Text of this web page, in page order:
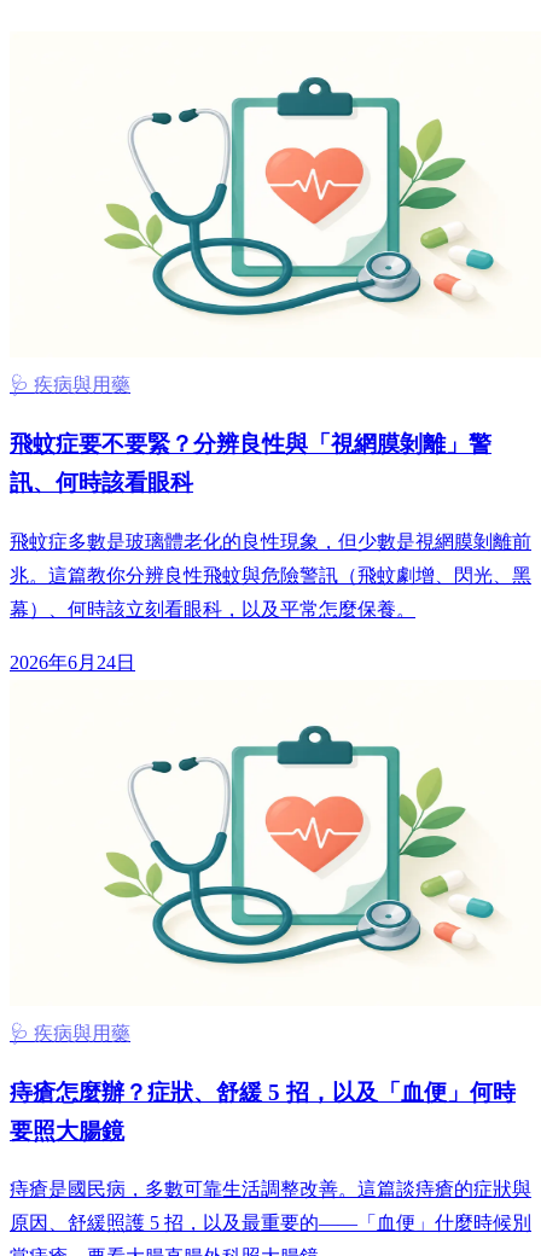
🩺 疾病與用藥
飛蚊症要不要緊？分辨良性與「視網膜剝離」警
訊、何時該看眼科
飛蚊症多數是玻璃體老化的良性現象，但少數是視網膜剝離前
兆。這篇教你分辨良性飛蚊與危險警訊（飛蚊劇增、閃光、黑
幕）、何時該立刻看眼科，以及平常怎麼保養。
2026年6月24日
🩺 疾病與用藥
痔瘡怎麼辦？症狀、舒緩 5 招，以及「血便」何時
要照大腸鏡
痔瘡是國民病，多數可靠生活調整改善。這篇談痔瘡的症狀與
原因、舒緩照護 5 招，以及最重要的——「血便」什麼時候別